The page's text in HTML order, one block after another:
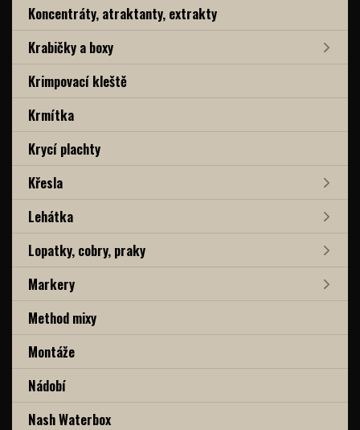
Koncentráty, atraktanty, extrakty
Krabičky a boxy
Krimpovací kleště
Krmítka
Krycí plachty
Křesla
Lehátka
Lopatky, cobry, praky
Markery
Method mixy
Montáže
Nádobí
Nash Waterbox